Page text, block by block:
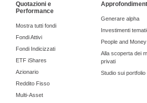
Quotazioni e
Performance
Mostra tutti fondi
Fondi Attivi
Fondi Indicizzati
ETF iShares
Azionario
Reddito Fisso
Multi-Asset
Generare alpha
Investimenti
People and
Alla scoperta dei
privati
Studio sui portfolio